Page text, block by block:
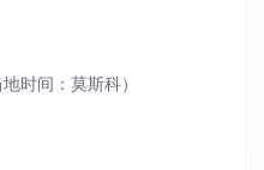
时间：莫斯科）